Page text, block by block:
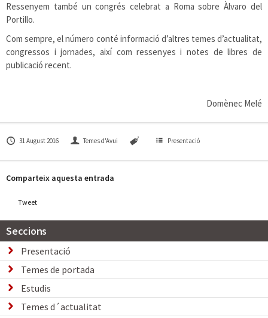
Ressenyem també un congrés celebrat a Roma sobre Àlvaro del
Portillo.
Com sempre, el número conté informació d’altres temes d’actualitat,
congressos i jornades, així com ressenyes i notes de libres de
publicació recent.
Domènec Melé
31 August 2016 Temes d'Avui Presentació
Comparteix aquesta entrada
Tweet
Seccions
Presentació
Temes de portada
Estudis
Temes d´actualitat